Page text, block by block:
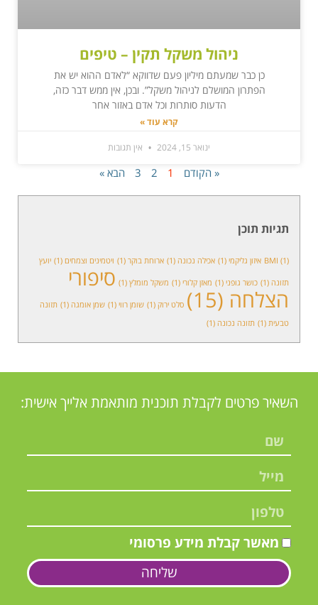
ניהול משקל תקין – טיפים
כן כבר שמעתם מיליון פעם שדווקא “לאדם ההוא יש את
הפתרון המושלם לניהול משקל”. ובכן, אין ממש דבר כזה,
הדעות סותרות וכל אדם באזור אחר
קרא עוד »
ינואר 15, 2024 אין תגובות
« הקודם 1
2
3 הבא »
תגיות תוכן
BMI (1) איזון גליקמי (1) אכילה נכונה (1) ארוחת בוקר (1) ויטמינים וצמחים (1) יועץ
תזונה (1) כושר גופני (1) מאזן קלורי (1) משקל מומלץ (1) סיפורי
הצלחה (15) סלט ירוק (1) שומן רווי (1) שמן אומגה (1)
תזונה
טבעית (1) תזונה נכונה (1)
השאיר פרטים לקבלת תוכנית מותאמת אלייך אישית:
מאשר קבלת מידע פרסומי
שליחה